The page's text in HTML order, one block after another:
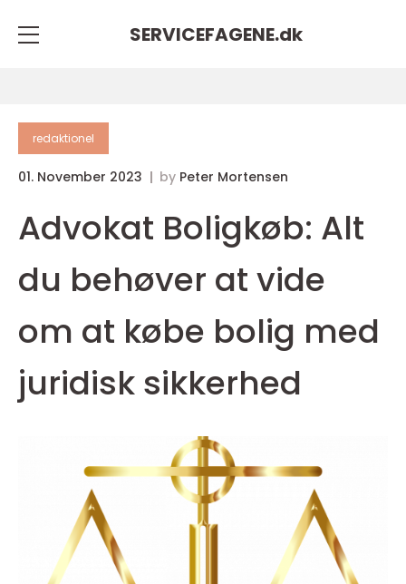
SERVICEFAGENE.dk
redaktionel
01. November 2023 by Peter Mortensen
Advokat Boligkøb: Alt
du behøver at vide
om at købe bolig med
juridisk sikkerhed